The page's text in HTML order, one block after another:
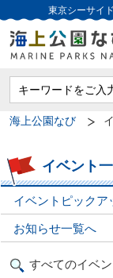
東京シーサイド
海上公園なび
イベント
イベントピックア
お知らせ一覧へ
すべてのイベ